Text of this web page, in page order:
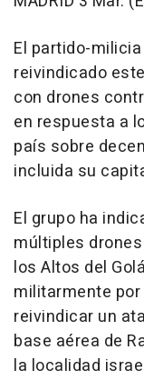
El partido-
reivindicado
con drones
en respuesta a
país sobre
incluida su
El grupo ha
múltiples
los Altos del
militarmente
reivindicar un
base aérea de
la localidad